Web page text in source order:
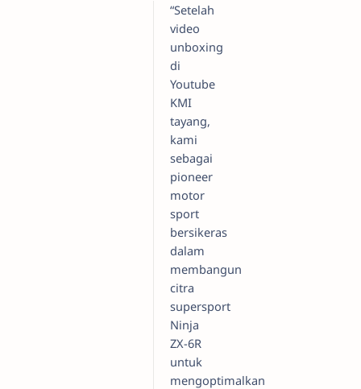
“Setelah
video
unboxing
di
Youtube
KMI
tayang,
kami
sebagai
pioneer
motor
sport
bersikeras
dalam
membangun
citra
supersport
Ninja
ZX-6R
untuk
mengoptimalkan